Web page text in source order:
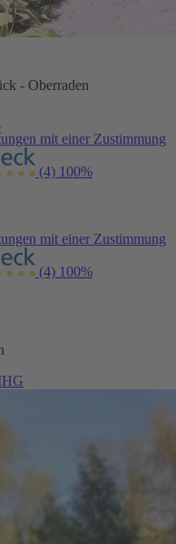
- Oberraden
mit einer Zustimmung
(4) 100%
mit einer Zustimmung
(4) 100%